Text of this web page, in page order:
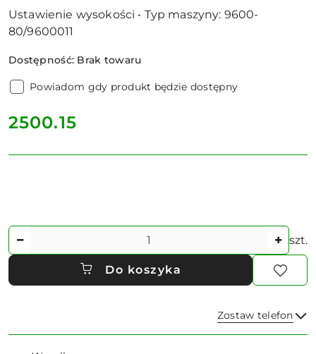
Ustawienie wysokości • Typ maszyny: 9600-
80/9600011
Dostępność: Brak towaru
Powiadom gdy produkt będzie dostępny
cena:
2500.15
Ilość szt.
Do koszyka
Zostaw telefon